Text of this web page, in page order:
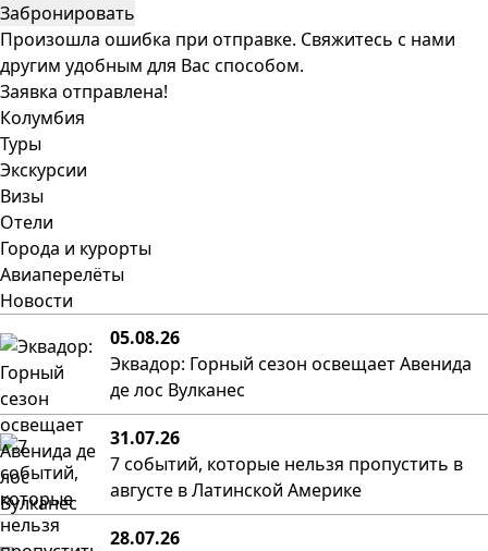
Забронировать
Произошла ошибка при отправке. Свяжитесь с нами
другим удобным для Вас способом.
Заявка отправлена!
Колумбия
Туры
Экскурсии
Визы
Отели
Города и курорты
Авиаперелёты
Новости
05.08.26
Эквадор: Горный сезон освещает Авенида
де лос Вулканес
31.07.26
7 событий, которые нельзя пропустить в
августе в Латинской Америке
28.07.26